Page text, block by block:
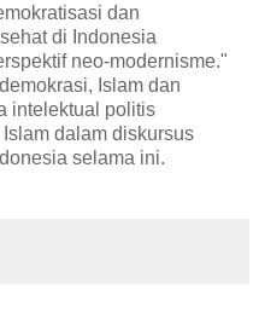
dan
di Indonesia
neo-modernisme."
Islam dan
intelektual politis
dalam diskursus
selama ini.